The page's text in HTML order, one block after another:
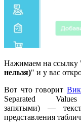
Нажимаем на ссылку
нельзя)" и у вас
Вот что говорит
Separated
запятыми) —
представления